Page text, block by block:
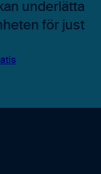
underlätta
för just